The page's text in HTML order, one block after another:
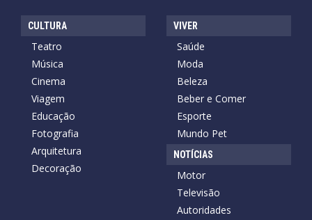
CULTURA
Teatro
Música
Cinema
Viagem
Educação
Fotografia
Arquitetura
Decoração
VIVER
Saúde
Moda
Beleza
Beber e Comer
Esporte
Mundo Pet
NOTÍCIAS
Motor
Televisão
Autoridades